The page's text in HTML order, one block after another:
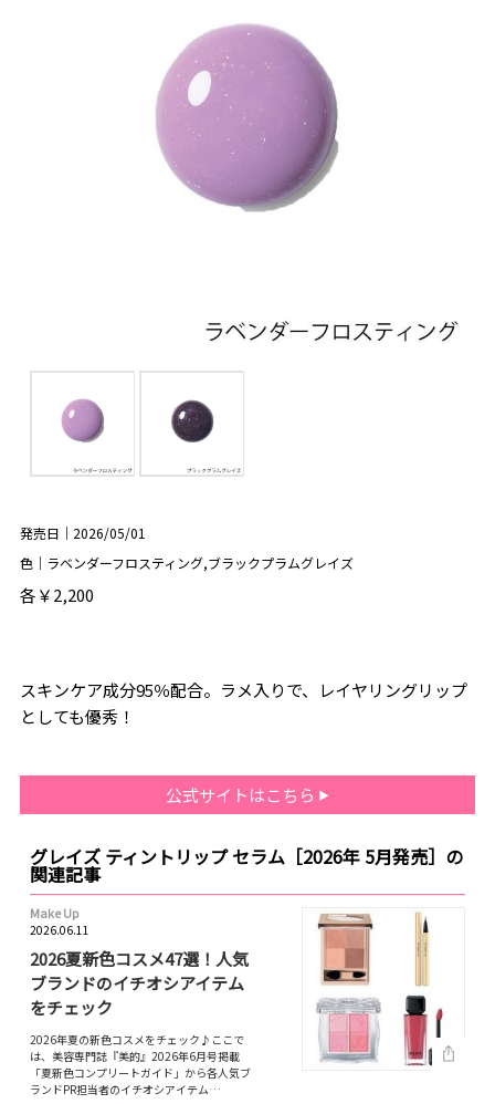
発売日｜2026/05/01
色｜ラベンダーフロスティング,ブラックプラムグレイズ
各￥2,200
スキンケア成分95％配合。ラメ入りで、レイヤリングリップ
としても優秀！
公式サイトはこちら
グレイズ ティントリップ セラム［2026年 5月発売］の
関連記事
Make Up
2026.06.11
2026夏新色コスメ47選！人気
ブランドのイチオシアイテム
をチェック
2026年夏の新色コスメをチェック♪ここで
は、美容専門誌『美的』2026年6月号掲載
「夏新色コンプリートガイド」から各人気ブ
ランドPR担当者のイチオシアイテム…